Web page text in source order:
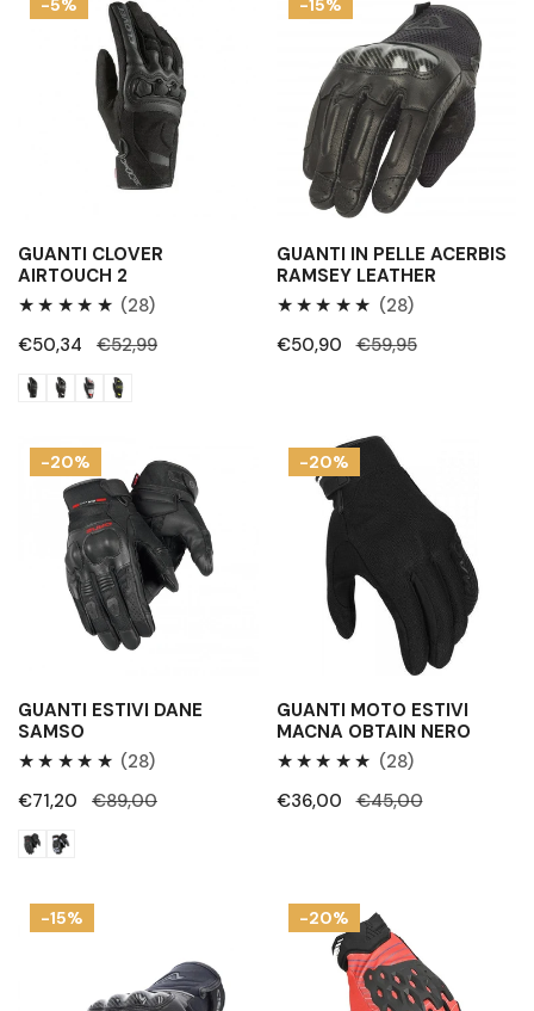
Clover
-5%
GUANTI CLOVER
AIRTOUCH 2
(28)28
Recensioni
Prezzo
vendita
€50,34
Prezzo
regolare
€52,99
in
Acerbis
Ramsey
Leather
-15%
GUANTI IN PELLE ACERBIS
RAMSEY LEATHER
(28)28
Recensioni
Prezzo
€50,90
Prezzo
€59,95
Guanti
estivi
Samso
-20%
GUANTI ESTIVI DANE
SAMSO
(28)28
Recensioni
Prezzo
di
vendita
€71,20
Prezzo
regolare
€89,00
Guanti
moto
Macna
Obtain
-20%
GUANTI MOTO ESTIVI
MACNA OBTAIN NERO
(28)28
Recensioni
Prezzo
€36,00
Prezzo
€45,00
Guanti
Acerbis
-15%
Guanti
Macna
Tanami
-20%